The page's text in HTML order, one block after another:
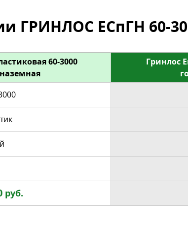
ГРИНЛОС ЕСпГН 60-
60-3000
Гринлос
руб.